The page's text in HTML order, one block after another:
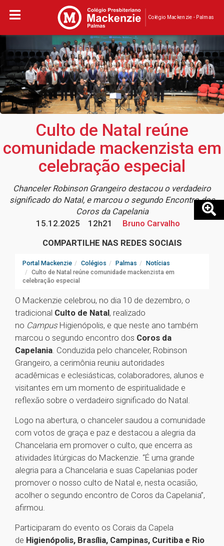
Colégio Mackenzie - Palmas
Culto de Natal reúne
comunidade mackenzista em
celebração especial
Chanceler Robinson Grangeiro destacou o verdadeiro
significado do Natal, e marcou o segundo Encontro dos
Coros da Capelania
15.12.2025
12h21
Bruno Carvalho
COMPARTILHE NAS REDES SOCIAIS
Portal Mackenzie Colégios Palmas
Notícias
Culto de Natal reúne comunidade mackenzista em
celebração especial
O Mackenzie celebrou, no dia 10 de dezembro, o
tradicional Culto de Natal, realizado
no Campus Higienópolis, e que neste ano também
marcou o segundo encontro dos Coros da
Capelania. Conduzida pelo chanceler, Robinson
Grangeiro, a cerimônia reuniu autoridades
acadêmicas e eclesiásticas, colaboradores, alunos e
visitantes em um momento de espiritualidade e
reflexão sobre o verdadeiro significado do Natal.
Logo na abertura, o chanceler saudou a comunidade
com votos de graça e paz e destacou a alegria da
Chancelaria em promover o culto, que encerra as
atividades litúrgicas do Mackenzie. “É uma grande
alegria para a Chancelaria e suas Capelanias poder
promover o nosso culto de Natal e, nesta ocasião,
acolher o segundo encontro de Coros da Capelania”,
afirmou.
Participaram do evento os Corais da Capela
de Higienópolis, Brasília, Campinas, Curitiba e Rio